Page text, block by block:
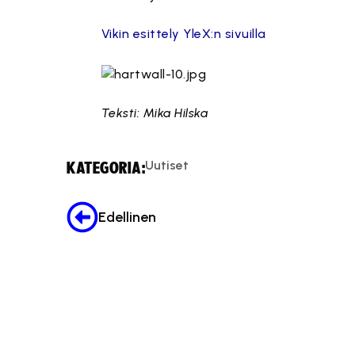
Vikin esittely YleX:n sivuilla
Teksti: Mika Hilska
KATEGORIA:Uutiset
Edellinen